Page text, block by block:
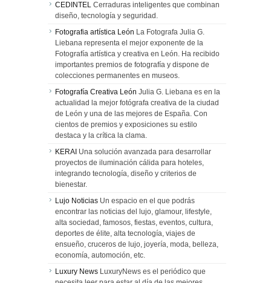
CEDINTEL Cerraduras inteligentes que combinan
diseño, tecnología y seguridad.
Fotografia artística León La Fotografa Julia G.
Liebana representa el mejor exponente de la
Fotografía artística y creativa en León. Ha recibido
importantes premios de fotografía y dispone de
colecciones permanentes en museos.
Fotografía Creativa León Julia G. Liebana es en la
actualidad la mejor fotógrafa creativa de la ciudad
de León y una de las mejores de España. Con
cientos de premios y exposiciones su estilo
destaca y la crítica la clama.
KERAI Una solución avanzada para desarrollar
proyectos de iluminación cálida para hoteles,
integrando tecnología, diseño y criterios de
bienestar.
Lujo Noticias Un espacio en el que podrás
encontrar las noticias del lujo, glamour, lifestyle,
alta sociedad, famosos, fiestas, eventos, cultura,
deportes de élite, alta tecnología, viajes de
ensueño, cruceros de lujo, joyería, moda, belleza,
economía, automoción, etc.
Luxury News LuxuryNews es el periódico que